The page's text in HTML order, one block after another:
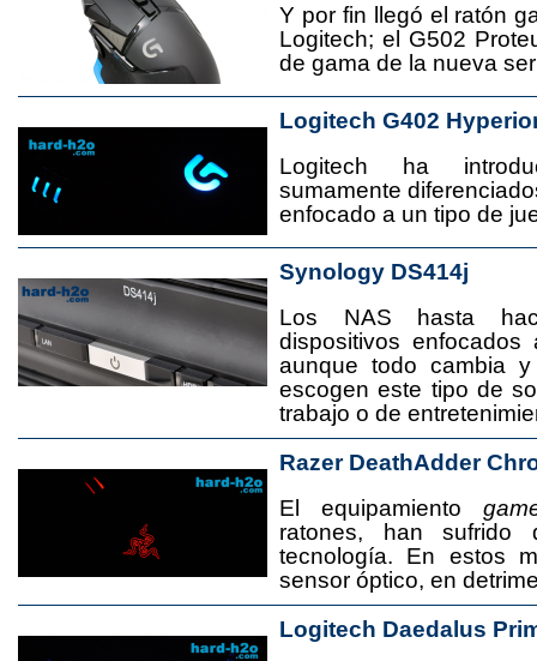
Y por fin llegó el ratón
Logitech; el G502
de gama de la nueva
Logitech G402
Logitech ha
sumamente
enfocado a un tipo de
Synology DS414j
Los NAS hasta
dispositivos
aunque todo cambia
escogen este tipo de
trabajo o de
Razer DeathAdder
El equipamiento
ratones, han sufrido
tecnología. En estos
sensor óptico, en
Logitech Daedalus